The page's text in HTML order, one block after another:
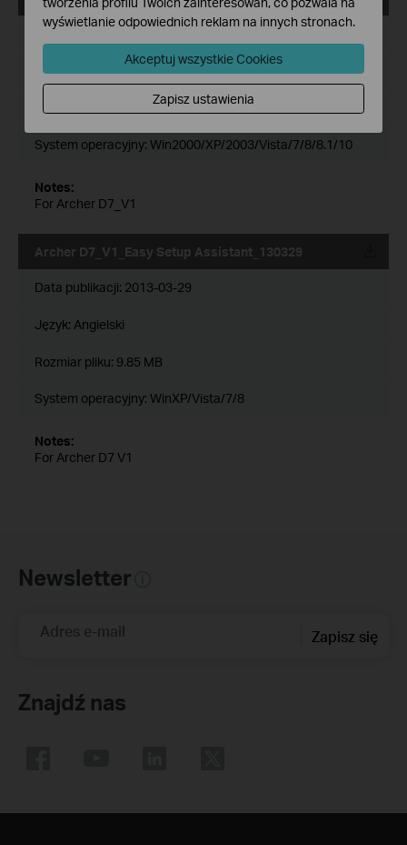
Data publikacji: 2017-02-21
Język:Angielski
Rozmiar pliku: 14.26 MB
System operacyjny: Win2000/XP/2003/Vista/7/8/8.1/10
Notes:
For Archer D7_V1
Archer D7_V1_Easy Setup Assistant_130329
Data publikacji: 2013-03-29
Język: Angielski
Rozmiar pliku: 9.85 MB
System operacyjny: WinXP/Vista/7/8
Notes:
For Archer D7 V1
Newsletter
Adres e-mail Zapisz się
Znajdź nas
wyświetlanie odpowiednich reklam na innych stronach.
Akceptuj wszystkie Cookies
Zapisz ustawienia